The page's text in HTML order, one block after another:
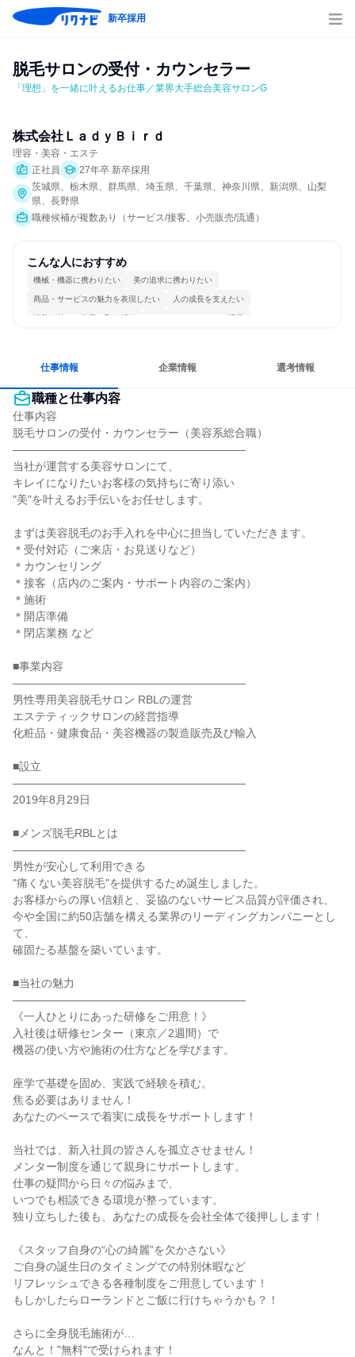
新卒採用
脱毛サロンの受付・カウンセラー
「理想」を一緒に叶えるお仕事／業界大手総合美容サロンG
株式会社ＬａｄｙＢｉｒｄ
理容・美容・エステ
正社員
27年卒 新卒採用
茨城県、栃木県、群馬県、埼玉県、千葉県、神奈川県、新潟県、山梨
県、長野県
職種候補が複数あり（サービス/接客、小売販売/流通）
こんな人におすすめ
機械・機器に携わりたい 美の追求に携わりたい
商品・サービスの魅力を表現したい 人の成長を支えたい
情熱を持って仕事に取り組む コミュニケーションが活発
仕事情報 企業情報 選考情報
職種と仕事内容
仕事内容
脱毛サロンの受付・カウンセラー（美容系総合職）
―――――――――――――――――――――
当社が運営する美容サロンにて、
キレイになりたいお客様の気持ちに寄り添い
"美"を叶えるお手伝いをお任せします。
まずは美容脱毛のお手入れを中心に担当していただきます。
＊受付対応（ご来店・お見送りなど）
＊カウンセリング
＊接客（店内のご案内・サポート内容のご案内）
＊施術
＊開店準備
＊閉店業務 など
■事業内容
―――――――――――――――――――――
男性専用美容脱毛サロン RBLの運営
エステティックサロンの経営指導
化粧品・健康食品・美容機器の製造販売及び輸入
■設立
―――――――――――――――――――――
2019年8月29日
■メンズ脱毛RBLとは
―――――――――――――――――――――
男性が安心して利用できる
"痛くない美容脱毛"を提供するため誕生しました。
お客様からの厚い信頼と、妥協のないサービス品質が評価され、
今や全国に約50店舗を構える業界のリーディングカンパニーとし
て、
確固たる基盤を築いています。
■当社の魅力
―――――――――――――――――――――
《一人ひとりにあった研修をご用意！》
入社後は研修センター（東京／2週間）で
機器の使い方や施術の仕方などを学びます。
座学で基礎を固め、実践で経験を積む。
焦る必要はありません！
あなたのペースで着実に成長をサポートします！
当社では、新入社員の皆さんを孤立させません！
メンター制度を通じて親身にサポートします。
仕事の疑問から日々の悩みまで、
いつでも相談できる環境が整っています。
独り立ちした後も、あなたの成長を会社全体で後押しします！
《スタッフ自身の“心の綺麗”を欠かさない》
ご自身の誕生日のタイミングでの特別休暇など
リフレッシュできる各種制度をご用意しています！
もしかしたらローランドとご飯に行けちゃうかも？！
さらに全身脱毛施術が…
なんと！"無料"で受けられます！